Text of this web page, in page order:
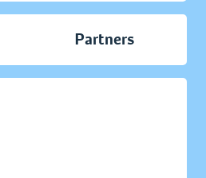
Partners